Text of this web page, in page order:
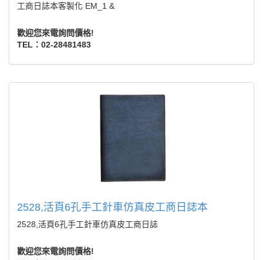
工商日誌本客製化 EM_1 &
歡迎您來電詢問價格!
TEL：02-28481483
2528,活頁6孔手工針車仿真皮工商日誌本
2528,活頁6孔手工針車仿真皮工商日誌
歡迎您來電詢問價格!